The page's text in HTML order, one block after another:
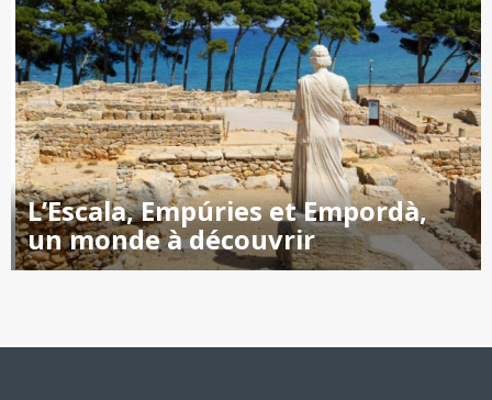
L’Escala, Empúries et Empordà,
un monde à découvrir